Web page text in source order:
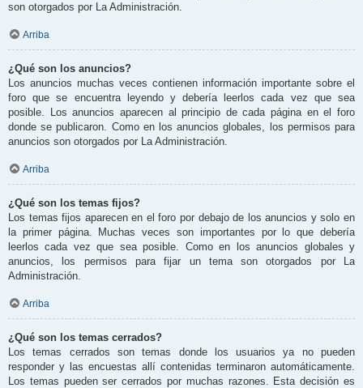
son otorgados por La Administración.
Arriba
¿Qué son los anuncios?
Los anuncios muchas veces contienen información importante sobre el
foro que se encuentra leyendo y debería leerlos cada vez que sea
posible. Los anuncios aparecen al principio de cada página en el foro
donde se publicaron. Como en los anuncios globales, los permisos para
anuncios son otorgados por La Administración.
Arriba
¿Qué son los temas fijos?
Los temas fijos aparecen en el foro por debajo de los anuncios y solo en
la primer página. Muchas veces son importantes por lo que debería
leerlos cada vez que sea posible. Como en los anuncios globales y
anuncios, los permisos para fijar un tema son otorgados por La
Administración.
Arriba
¿Qué son los temas cerrados?
Los temas cerrados son temas donde los usuarios ya no pueden
responder y las encuestas allí contenidas terminaron automáticamente.
Los temas pueden ser cerrados por muchas razones. Esta decisión es